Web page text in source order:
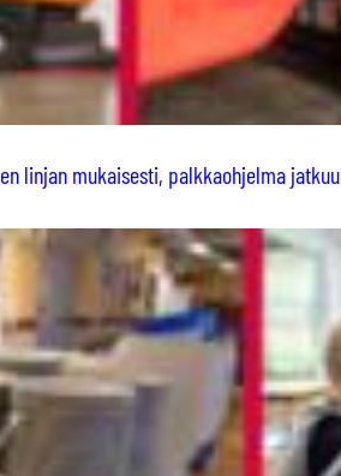
linjan mukaisesti, palkkaohjelma jatkuu